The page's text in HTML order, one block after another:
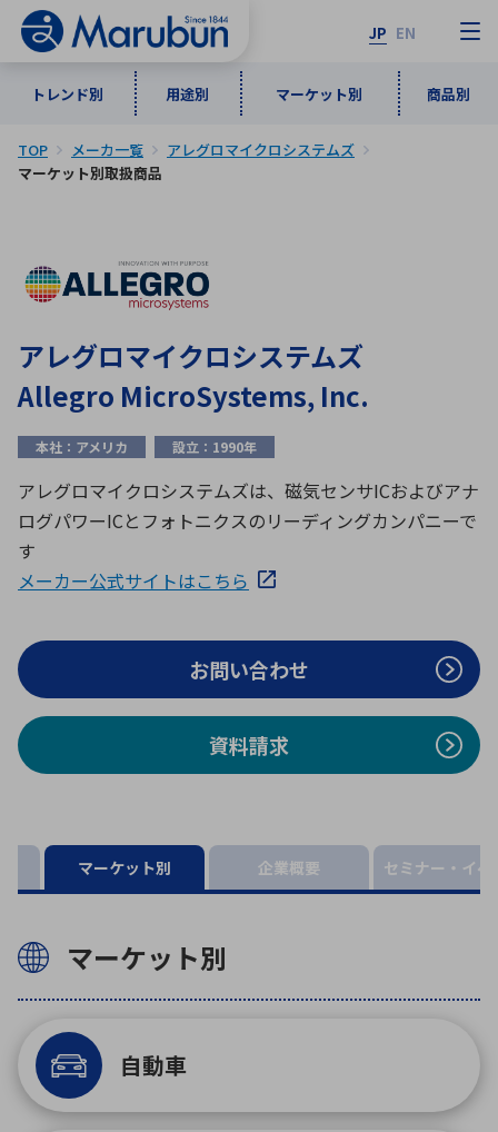
JP EN
トレンド別 用途別 マーケット別 商品別
トレンド別
5G・Local 5G
ワイヤレス給電
ロボティクス（AI）
用途別
監視・セキュリティ
計測・検出
品質管理・検査
照射
環境構築・開発システム
マーケット別
自動車
情報通信 宇宙・防衛
民生 医療
商品別
半導体・電子部品
計測・測定・表示機器 検査・分析機器
ICTソリューション 組立・ロボティクス
医療機器
メーカ一覧
あ行 か行
な行
は行 ま行
わ行
アルファベット順
A B C
D
M
N O
P
R S
Y
Z
検索
TOP メーカ一覧
アレグロマイクロシステムズ
マーケット別取扱商品
アレグロマイクロシステムズ
Allegro MicroSystems, Inc.
本社：アメリカ 設立：1990年
アレグロマイクロシステムズは、磁気センサICおよびアナ
ログパワーICとフォトニクスのリーディングカンパニーで
す
メーカー公式サイトはこちら
お問い合わせ
資料請求
マーケット別 企業概要 セミナー・イベ
マーケット別
自動車